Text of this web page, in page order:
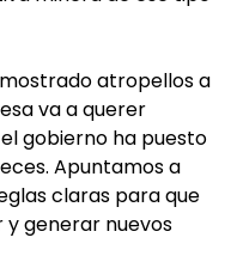
atropellos a
va a querer
gobierno ha puesto
Apuntamos a
claras para que
y generar nuevos